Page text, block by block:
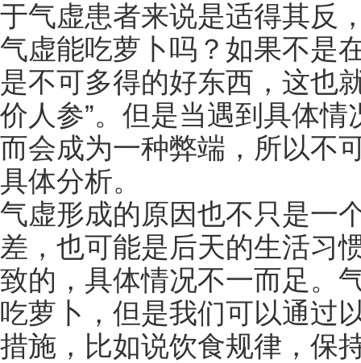
于气虚患者来说是适得其反
气虚能吃萝卜吗？如果不是
是不可多得的好东西，这也
价人参”。但是当遇到具体
而会成为一种弊端，所以不
具体分析。
气虚形成的原因也不只是一
差，也可能是后天的生活习
致的，具体情况不一而足。
吃萝卜，但是我们可以通过
措施，比如说饮食规律，保